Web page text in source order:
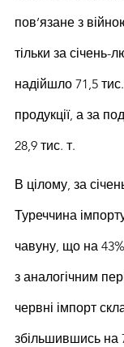
пов’язане з
тільки за січень-
надійшло 71,5 тис.
продукції, а за
28,9 тис. т.
В цілому, за
Туреччина
чавуну, що на
з аналогічним
червні імпорт
збільшившись на